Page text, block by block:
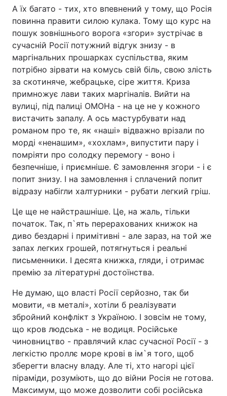
А їх багато - тих, хто впевнений у тому, що Росія
повинна правити силою кулака. Тому що курс на
пошук зовнішнього ворога «згори» зустрічає в
сучасній Росії потужний відгук знизу - в
маргінальних прошарках суспільства, яким
потрібно зірвати на комусь свій біль, свою злість
за скотиняче, жебрацьке, сіре життя. Криза
примножує лави таких маргіналів. Вийти на
вулиці, під палиці ОМОНа - на це не у кожного
вистачить запалу. А ось мастурбувати над
романом про те, як «наші» відважно врізали по
морді «ненашим», «хохлам», випустити пару і
помріяти про солодку перемогу - воно і
безпечніше, і приємніше. Є замовлення згори - і є
попит знизу. І на замовлення і сплачений попит
відразу набігли халтурники - рубати легкий гріш.
Це ще не найстрашніше. Це, на жаль, тільки
початок. Так, п`ять перерахованих книжок на
диво бездарні і примітивні - але зараз, на той же
запах легких грошей, потягнуться і реальні
письменники. І десята книжка, гляди, і отримає
премію за літературні достоїнства.
Не думаю, що власті Росії серйозно, так би
мовити, «в металі», хотіли б реалізувати
збройний конфлікт з Україною. І зовсім не тому,
що кров людська - не водиця. Російське
чиновництво - правлячий клас сучасної Росії - з
легкістю проллє море крові в ім`я того, щоб
зберегти власну владу. Але ті, хто нагорі цієї
піраміди, розуміють, що до війни Росія не готова.
Максимум, що може дозволити собі російська